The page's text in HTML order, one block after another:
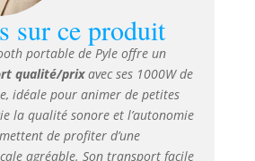
sans fil allant
jusqu'à 10 mètres
+, vous permettant
de diffuser votre
chanson préférée
depuis tous vos
appareils favoris
tels que l'iPhone, le
sur ce produit
portable de Pyle offre un
qualité/prixavec ses 1000W de
idéale pour animer de petites
la qualité sonore et l’autonomie
de profiter d’une
agréable. Son transport facile